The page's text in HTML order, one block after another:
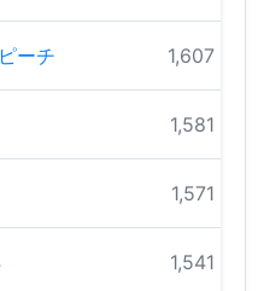
ーチ 1,607 pts
1,581 pts
1,571 pts
1,541 pts